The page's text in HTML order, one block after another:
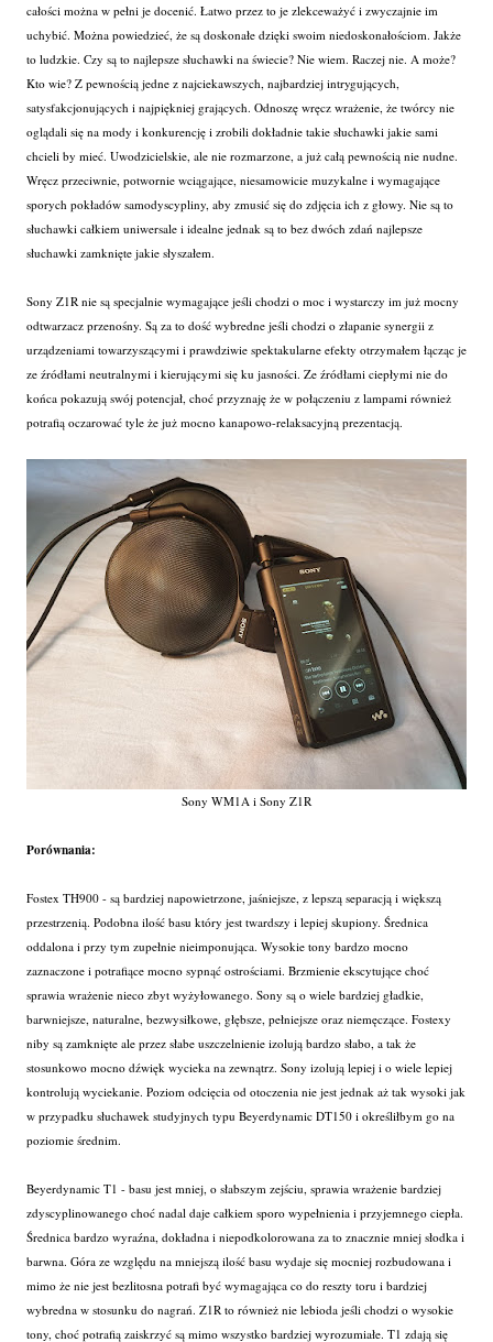
całości można w pełni je docenić. Łatwo przez to je zlekceważyć i zwyczajnie im
uchybić. Można powiedzieć, że są doskonałe dzięki swoim niedoskonałościom. Jakże
to ludzkie. Czy są to najlepsze słuchawki na świecie? Nie wiem. Raczej nie. A może?
Kto wie? Z pewnością jedne z najciekawszych, najbardziej intrygujących,
satysfakcjonujących i najpiękniej grających. Odnoszę wręcz wrażenie, że twórcy nie
oglądali się na mody i konkurencję i zrobili dokładnie takie słuchawki jakie sami
chcieli by mieć. Uwodzicielskie, ale nie rozmarzone, a już całą pewnością nie nudne.
Wręcz przeciwnie, potwornie wciągające, niesamowicie muzykalne i wymagające
sporych pokładów samodyscypliny, aby zmusić się do zdjęcia ich z głowy. Nie są to
słuchawki całkiem uniwersale i idealne jednak są to bez dwóch zdań najlepsze
słuchawki zamknięte jakie słyszałem.
Sony Z1R nie są specjalnie wymagające jeśli chodzi o moc i wystarczy im już mocny
odtwarzacz przenośny. Są za to dość wybredne jeśli chodzi o złapanie synergii z
urządzeniami towarzyszącymi i prawdziwie spektakularne efekty otrzymałem łącząc je
ze źródłami neutralnymi i kierującymi się ku jasności. Ze źródłami ciepłymi nie do
końca pokazują swój potencjał, choć przyznaję że w połączeniu z lampami również
potrafią oczarować tyle że już mocno kanapowo-relaksacyjną prezentacją.
Sony WM1A i Sony Z1R
Porównania:
Fostex TH900 - są bardziej napowietrzone, jaśniejsze, z lepszą separacją i większą
przestrzenią. Podobna ilość basu który jest twardszy i lepiej skupiony. Średnica
oddalona i przy tym zupełnie nieimponująca. Wysokie tony bardzo mocno
zaznaczone i potrafiące mocno sypnąć ostrościami. Brzmienie ekscytujące choć
sprawia wrażenie nieco zbyt wyżyłowanego. Sony są o wiele bardziej gładkie,
barwniejsze, naturalne, bezwysiłkowe, głębsze, pełniejsze oraz niemęczące. Fostexy
niby są zamknięte ale przez słabe uszczelnienie izolują bardzo słabo, a tak że
stosunkowo mocno dźwięk wycieka na zewnątrz. Sony izolują lepiej i o wiele lepiej
kontrolują wyciekanie. Poziom odcięcia od otoczenia nie jest jednak aż tak wysoki jak
w przypadku słuchawek studyjnych typu Beyerdynamic DT150 i określiłbym go na
poziomie średnim.
Beyerdynamic T1 - basu jest mniej, o słabszym zejściu, sprawia wrażenie bardziej
zdyscyplinowanego choć nadal daje całkiem sporo wypełnienia i przyjemnego ciepła.
Średnica bardzo wyraźna, dokładna i niepodkolorowana za to znacznie mniej słodka i
barwna. Góra ze względu na mniejszą ilość basu wydaje się mocniej rozbudowana i
mimo że nie jest bezlitosna potrafi być wymagająca co do reszty toru i bardziej
wybredna w stosunku do nagrań. Z1R to również nie lebioda jeśli chodzi o wysokie
tony, choć potrafią zaiskrzyć są mimo wszystko bardziej wyrozumiałe. T1 zdają się